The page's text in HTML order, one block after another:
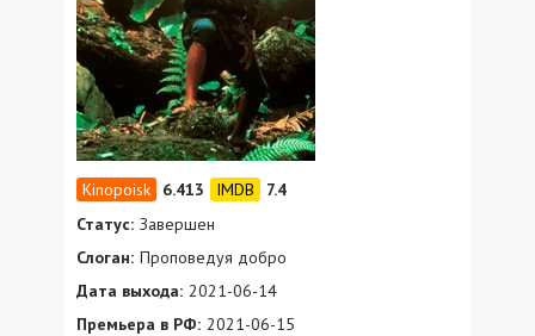
6.413
7.4
Статус: Завершен
Слоган: Проповедуя добро
Дата выхода: 2021-06-14
Премьера в РФ: 2021-06-15